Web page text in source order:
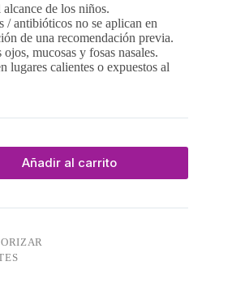
de los niños.
/ antibióticos no se aplican en
de una recomendación previa.
mucosas y fosas nasales.
lugares calientes o expuestos al
Añadir al carrito